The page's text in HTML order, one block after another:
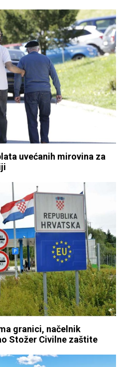
uvećanih mirovina za
granici, načelnik
Stožer Civilne zaštite